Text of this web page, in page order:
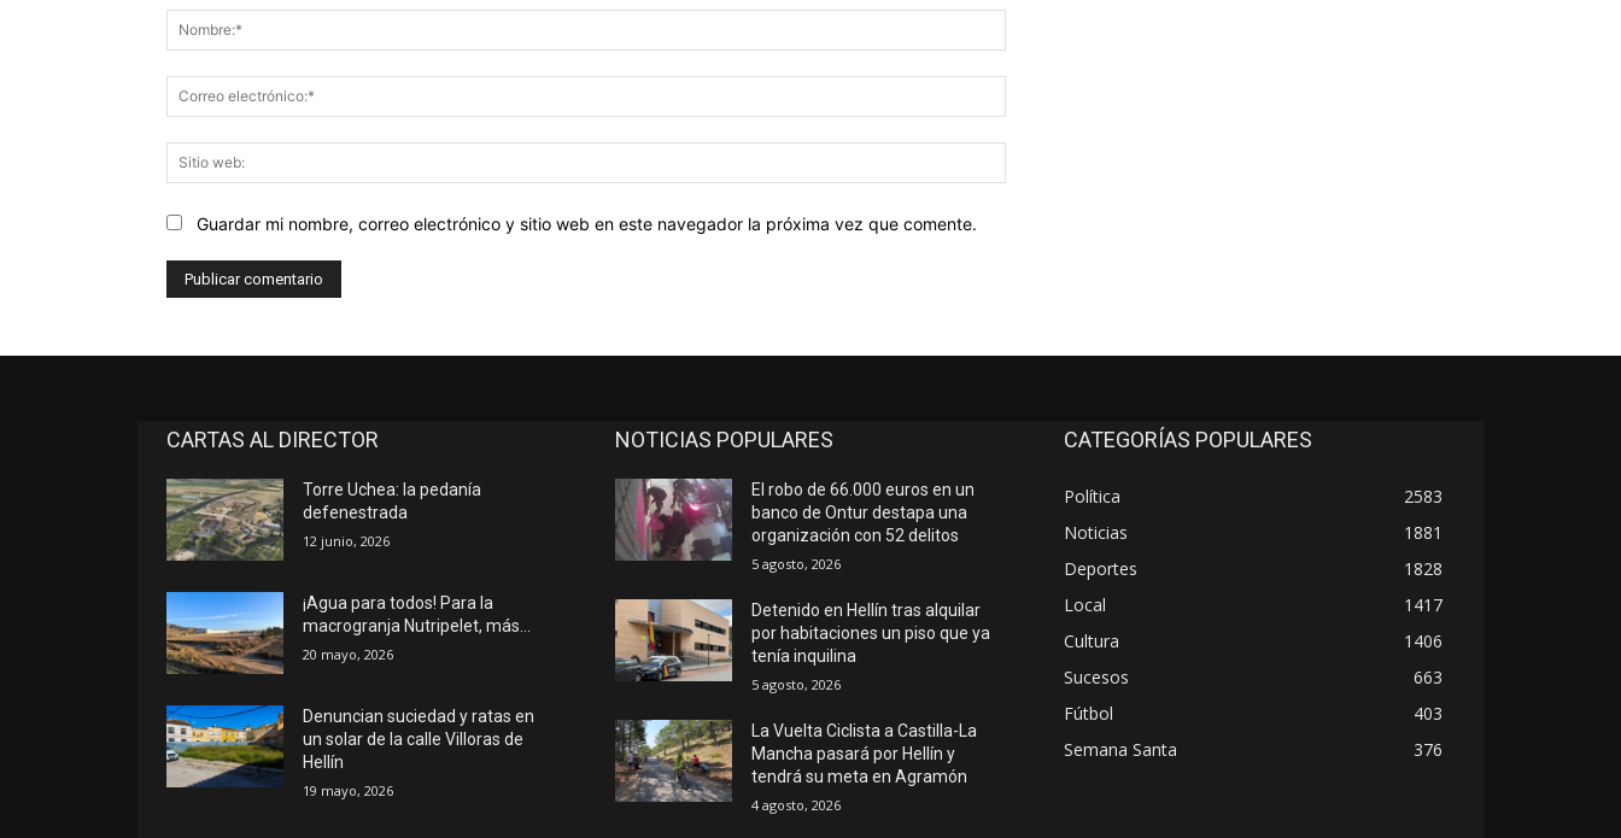
electrónico:*
web:
Guardar mi nombre, correo electrónico y sitio web en este navegador la próxima vez que comente.
CARTAS AL DIRECTOR
Torre Uchea: la pedanía
defenestrada
12 junio, 2026
¡Agua para todos! Para la
macrogranja Nutripelet, más…
20 mayo, 2026
Denuncian suciedad y ratas en
un solar de la calle Villoras de
Hellín
19 mayo, 2026
NOTICIAS POPULARES
El robo de 66.000 euros en un
banco de Ontur destapa una
organización con 52 delitos
5 agosto, 2026
Detenido en Hellín tras alquilar
por habitaciones un piso que ya
tenía inquilina
5 agosto, 2026
La Vuelta Ciclista a Castilla-La
Mancha pasará por Hellín y
tendrá su meta en Agramón
4 agosto, 2026
CATEGORÍAS POPULARES
Política
2583
Noticias
1881
Deportes
1828
Local
1417
Cultura
1406
Sucesos
663
Fútbol
403
Semana Santa
376